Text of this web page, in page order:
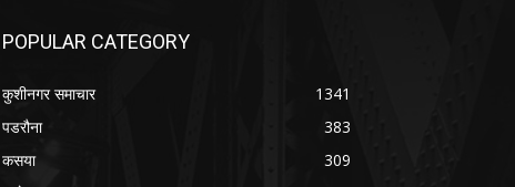
POPULAR CATEGORY
कुशीनगर समाचार
1341
पडरौना
383
कसया
309